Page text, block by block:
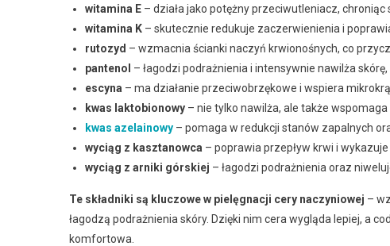
witamina E – działa jako potężny przeciwutleniacz,
witamina K – skutecznie redukuje zaczerwienienia i
rutozyd – wzmacnia ścianki naczyń krwionośnych, co
pantenol – łagodzi podrażnienia i intensywnie nawilża
escyna – ma działanie przeciwobrzękowe i wspiera
kwas laktobionowy – nie tylko nawilża, ale także
kwas azelainowy – pomaga w redukcji stanów zapalnych
wyciąg z kasztanowca – poprawia przepływ krwi i
wyciąg z arniki górskiej – łagodzi podrażnienia oraz
Te składniki są kluczowe w pielęgnacji cery naczyniowej –
łagodzą podrażnienia skóry. Dzięki nim cera wygląda lepiej, a
komfortowa.